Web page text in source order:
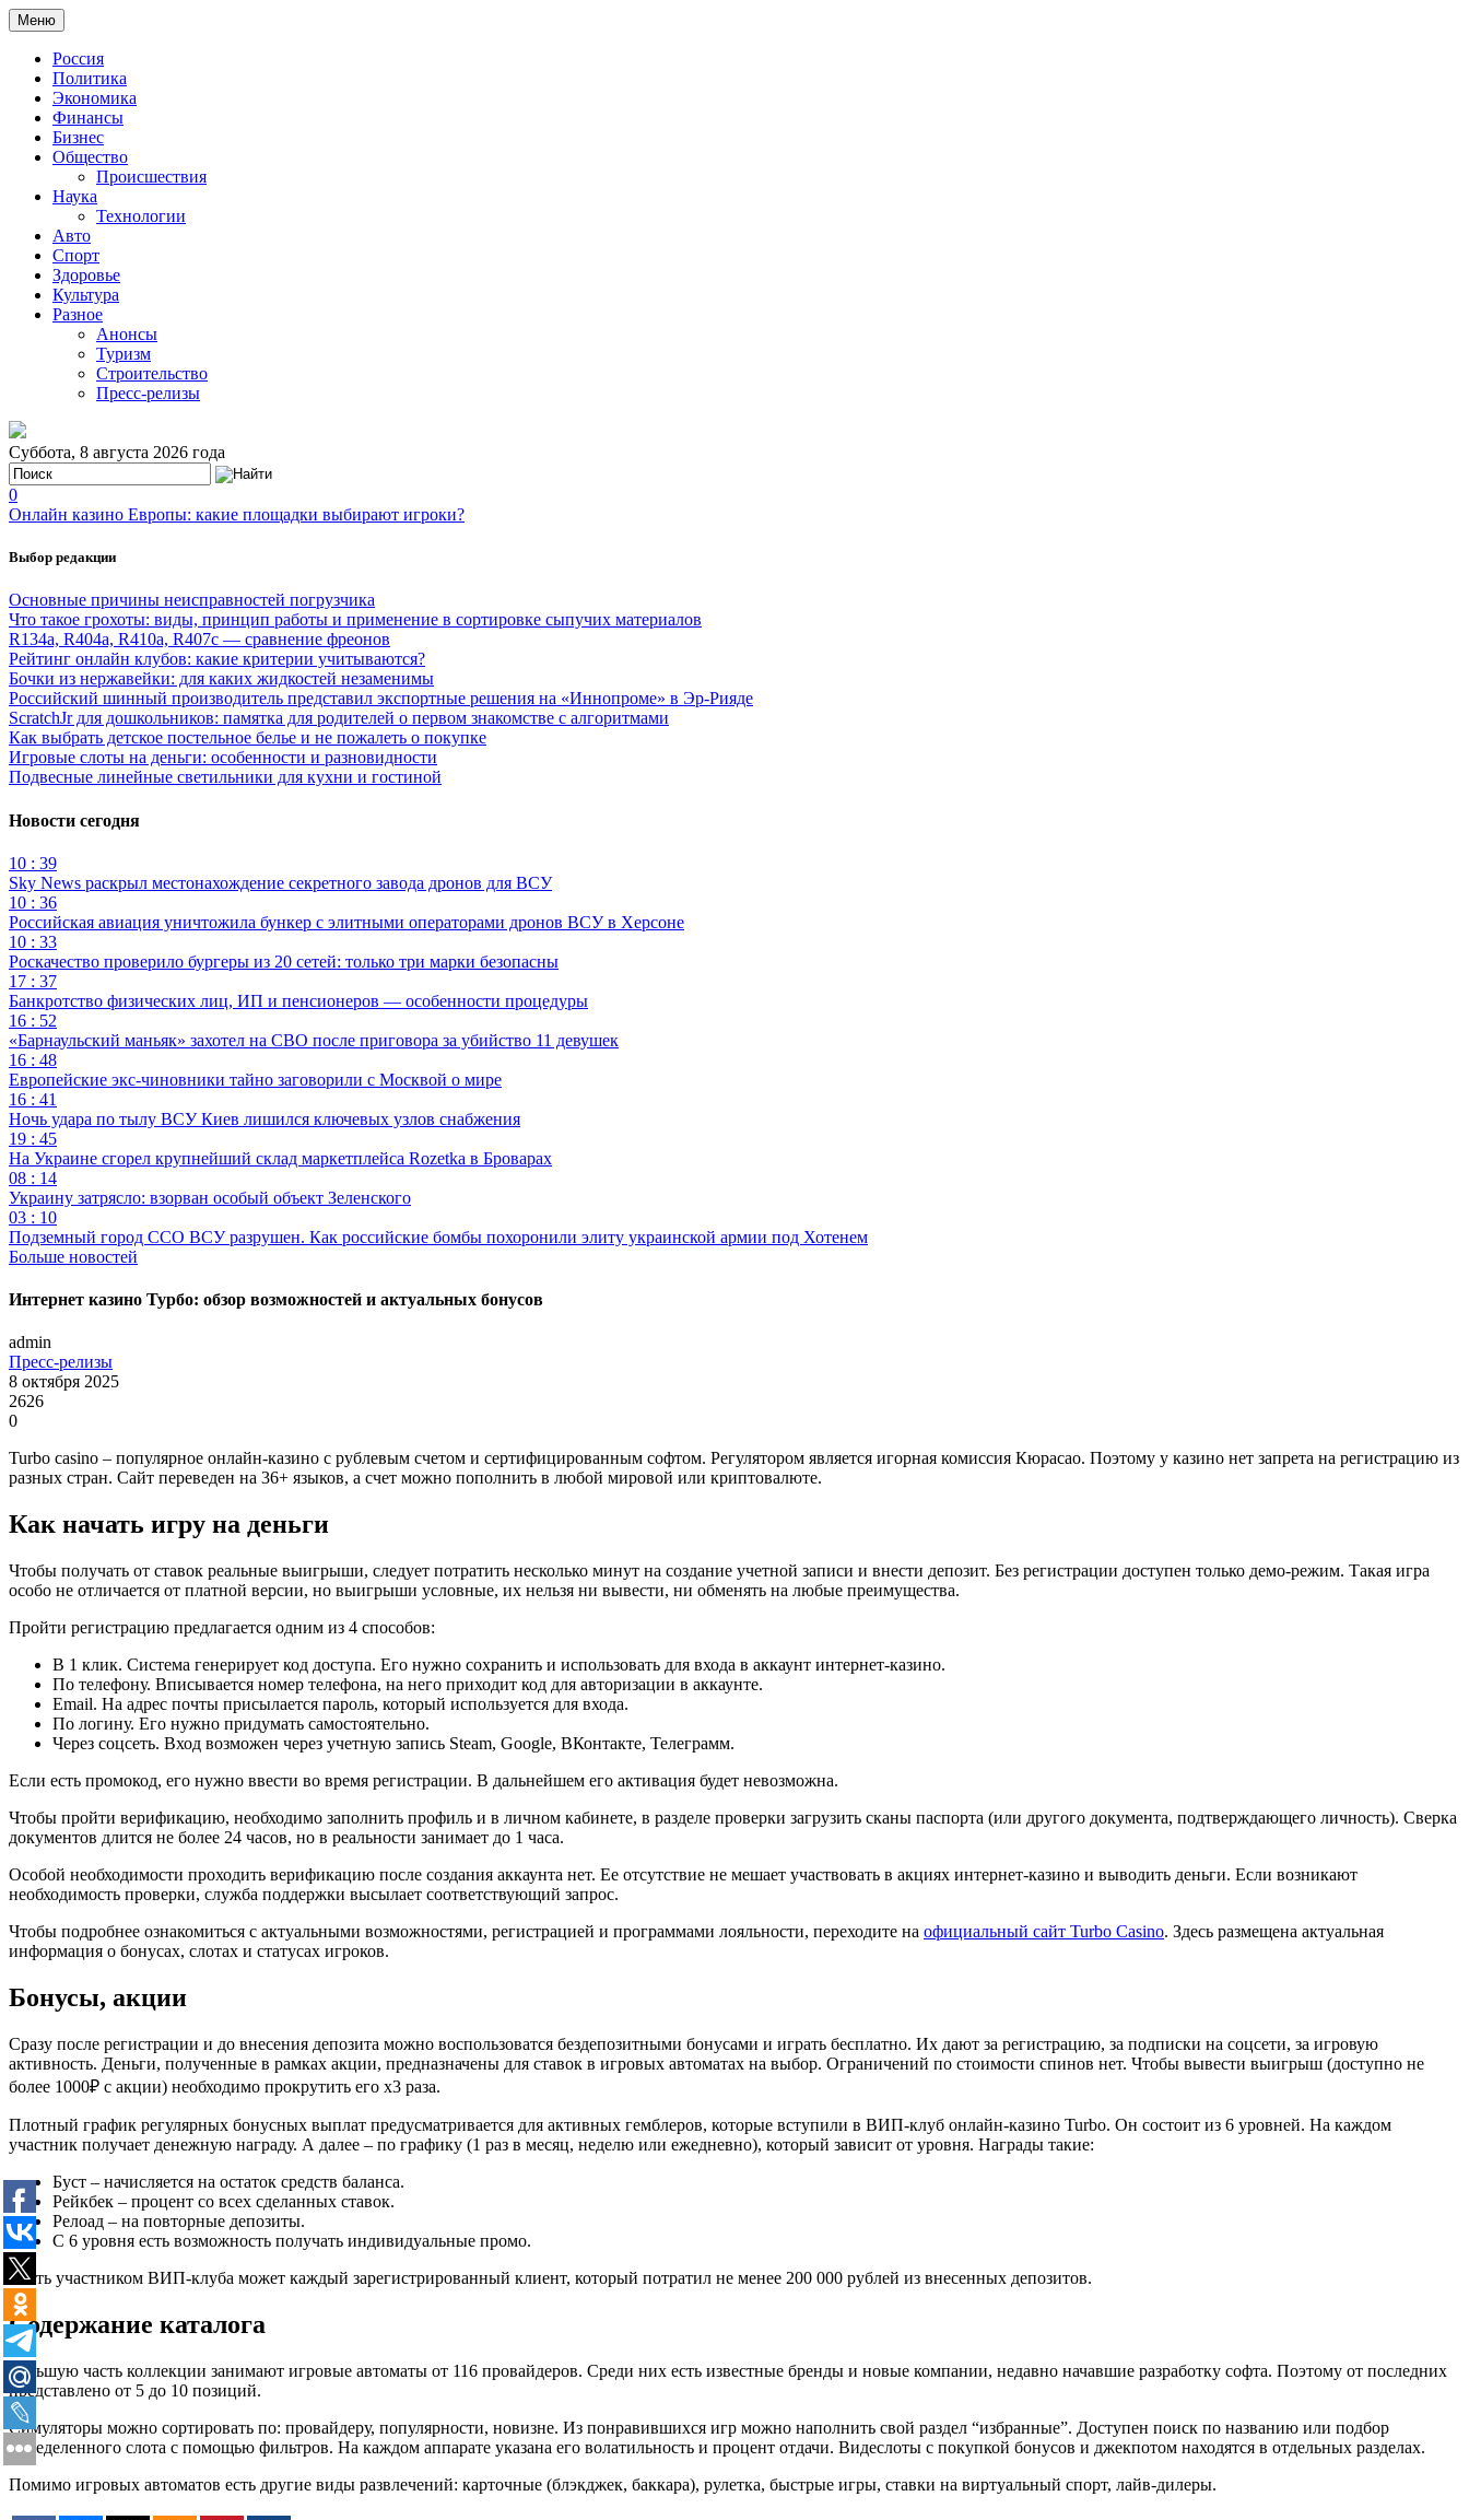
Меню
Россия
Политика
Экономика
Финансы
Бизнес
Общество
Происшествия
Наука
Технологии
Авто
Спорт
Здоровье
Культура
Разное
Анонсы
Туризм
Строительство
Пресс-релизы
Суббота, 8 августа 2026 года
0
Онлайн казино Европы: какие площадки выбирают игроки?
Выбор редакции
Основные причины неисправностей погрузчика
Что такое грохоты: виды, принцип работы и применение в сортировке сыпучих материалов
R134a, R404a, R410a, R407c — сравнение фреонов
Рейтинг онлайн клубов: какие критерии учитываются?
Бочки из нержавейки: для каких жидкостей незаменимы
Российский шинный производитель представил экспортные решения на «Иннопроме» в Эр-Рияде
ScratchJr для дошкольников: памятка для родителей о первом знакомстве с алгоритмами
Как выбрать детское постельное белье и не пожалеть о покупке
Игровые слоты на деньги: особенности и разновидности
Подвесные линейные светильники для кухни и гостиной
Новости сегодня
10 : 39
Sky News раскрыл местонахождение секретного завода дронов для ВСУ
10 : 36
Российская авиация уничтожила бункер с элитными операторами дронов ВСУ в Херсоне
10 : 33
Роскачество проверило бургеры из 20 сетей: только три марки безопасны
17 : 37
Банкротство физических лиц, ИП и пенсионеров — особенности процедуры
16 : 52
«Барнаульский маньяк» захотел на СВО после приговора за убийство 11 девушек
16 : 48
Европейские экс-чиновники тайно заговорили с Москвой о мире
16 : 41
Ночь удара по тылу ВСУ Киев лишился ключевых узлов снабжения
19 : 45
На Украине сгорел крупнейший склад маркетплейса Rozetka в Броварах
08 : 14
Украину затрясло: взорван особый объект Зеленского
03 : 10
Подземный город ССО ВСУ разрушен. Как российские бомбы похоронили элиту украинской армии под Хотенем
Больше новостей
Интернет казино Турбо: обзор возможностей и актуальных бонусов
admin
Пресс-релизы
8 октября 2025
2626
0
Turbo casino – популярное онлайн-казино с рублевым счетом и сертифицированным софтом. Регулятором является игорная комиссия Кюрасао. Поэтому у казино нет запрета на регистрацию из
разных стран. Сайт переведен на 36+ языков, а счет можно пополнить в любой мировой или криптовалюте.
Как начать игру на деньги
Чтобы получать от ставок реальные выигрыши, следует потратить несколько минут на создание учетной записи и внести депозит. Без регистрации доступен только демо-режим. Такая игра
особо не отличается от платной версии, но выигрыши условные, их нельзя ни вывести, ни обменять на любые преимущества.
Пройти регистрацию предлагается одним из 4 способов:
В 1 клик. Система генерирует код доступа. Его нужно сохранить и использовать для входа в аккаунт интернет-казино.
По телефону. Вписывается номер телефона, на него приходит код для авторизации в аккаунте.
Еmail. На адрес почты присылается пароль, который используется для входа.
По логину. Его нужно придумать самостоятельно.
Через соцсеть. Вход возможен через учетную запись Steam, Google, ВКонтакте, Телеграмм.
Если есть промокод, его нужно ввести во время регистрации. В дальнейшем его активация будет невозможна.
Чтобы пройти верификацию, необходимо заполнить профиль и в личном кабинете, в разделе проверки загрузить сканы паспорта (или другого документа, подтверждающего личность). Сверка
документов длится не более 24 часов, но в реальности занимает до 1 часа.
Особой необходимости проходить верификацию после создания аккаунта нет. Ее отсутствие не мешает участвовать в акциях интернет-казино и выводить деньги. Если возникают
необходимость проверки, служба поддержки высылает соответствующий запрос.
Чтобы подробнее ознакомиться с актуальными возможностями, регистрацией и программами лояльности, переходите на официальный сайт Turbo Casino. Здесь размещена актуальная
информация о бонусах, слотах и статусах игроков.
Бонусы, акции
Сразу после регистрации и до внесения депозита можно воспользоватся бездепозитными бонусами и играть бесплатно. Их дают за регистрацию, за подписки на соцсети, за игровую
активность. Деньги, полученные в рамках акции, предназначены для ставок в игровых автоматах на выбор. Ограничений по стоимости спинов нет. Чтобы вывести выигрыш (доступно не
более 1000₽ с акции) необходимо прокрутить его х3 раза.
Плотный график регулярных бонусных выплат предусматривается для активных гемблеров, которые вступили в ВИП-клуб онлайн-казино Turbo. Он состоит из 6 уровней. На каждом
участник получает денежную награду. А далее – по графику (1 раз в месяц, неделю или ежедневно), который зависит от уровня. Награды такие:
Буст – начисляется на остаток средств баланса.
Рейкбек – процент со всех сделанных ставок.
Релоад – на повторные депозиты.
С 6 уровня есть возможность получать индивидуальные промо.
Стать участником ВИП-клуба может каждый зарегистрированный клиент, который потратил не менее 200 000 рублей из внесенных депозитов.
Содержание каталога
Большую часть коллекции занимают игровые автоматы от 116 провайдеров. Среди них есть известные бренды и новые компании, недавно начавшие разработку софта. Поэтому от последних
представлено от 5 до 10 позиций.
Симуляторы можно сортировать по: провайдеру, популярности, новизне. Из понравившихся игр можно наполнить свой раздел “избранные”. Доступен поиск по названию или подбор
определенного слота с помощью фильтров. На каждом аппарате указана его волатильность и процент отдачи. Видеслоты с покупкой бонусов и джекпотом находятся в отдельных разделах.
Помимо игровых автоматов есть другие виды развлечений: карточные (блэкджек, баккара), рулетка, быстрые игры, ставки на виртуальный спорт, лайв-дилеры.